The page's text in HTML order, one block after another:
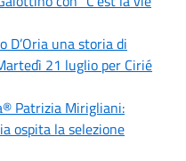
D’Oria una storia di
21 luglio per Cirié
Patrizia Mirigliani:
ospita la selezione